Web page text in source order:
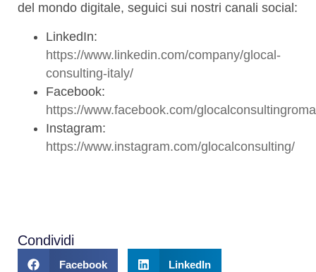
del mondo digitale, seguici sui nostri canali social:
LinkedIn:
https://www.linkedin.com/company/glocal-
consulting-italy/
Facebook:
https://www.facebook.com/glocalconsultingroma
Instagram:
https://www.instagram.com/glocalconsulting/
Condividi
Facebook LinkedIn